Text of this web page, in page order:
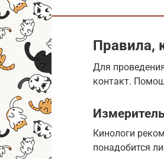
Правила,
Для
контакт.
Кинологи
понадобится